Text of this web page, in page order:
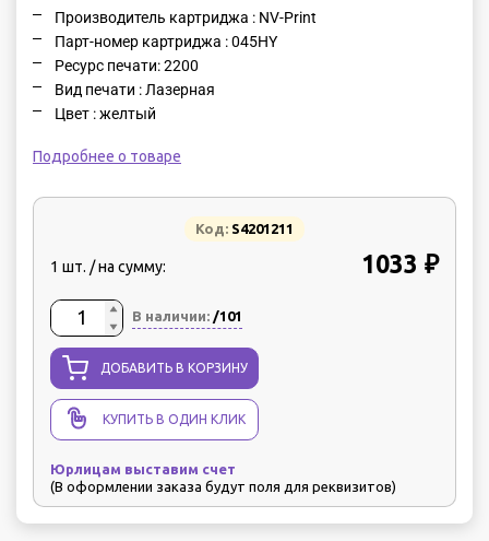
Производитель картриджа : NV-Print
Парт-номер картриджа : 045HY
Ресурс печати: 2200
Вид печати : Лазерная
Цвет : желтый
Подробнее о товаре
Код: S4201211
1 шт. / на сумму: 1033 ₽
В наличии: /101
ДОБАВИТЬ В КОРЗИНУ
КУПИТЬ В ОДИН КЛИК
Юрлицам выставим счет
(В оформлении заказа будут поля для реквизитов)